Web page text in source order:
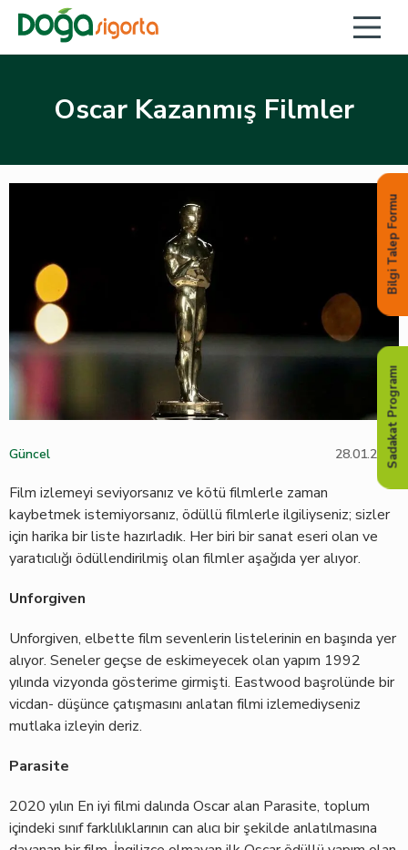
Oscar Kazanmış Filmler
Güncel 28.01.2022
Film izlemeyi seviyorsanız ve kötü filmlerle zaman
kaybetmek istemiyorsanız, ödüllü filmlerle ilgiliyseniz; sizler
için harika bir liste hazırladık. Her biri bir sanat eseri olan ve
yaratıcılığı ödüllendirilmiş olan filmler aşağıda yer alıyor.
Unforgiven
Unforgiven, elbette film sevenlerin listelerinin en başında yer
alıyor. Seneler geçse de eskimeyecek olan yapım 1992
yılında vizyonda gösterime girmişti. Eastwood başrolünde bir
vicdan- düşünce çatışmasını anlatan filmi izlemediyseniz
mutlaka izleyin deriz.
Parasite
2020 yılın En iyi filmi dalında Oscar alan Parasite, toplum
içindeki sınıf farklılıklarının can alıcı bir şekilde anlatılmasına
Bilgi Talep Formu
Sadakat Programı